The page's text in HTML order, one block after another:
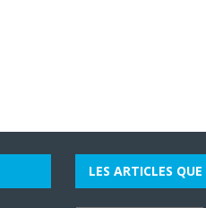
LES ARTICLES